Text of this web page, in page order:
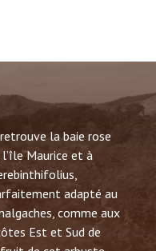
retrouve la baie rose
Maurice et à
adapté au
comme aux
Est et Sud de